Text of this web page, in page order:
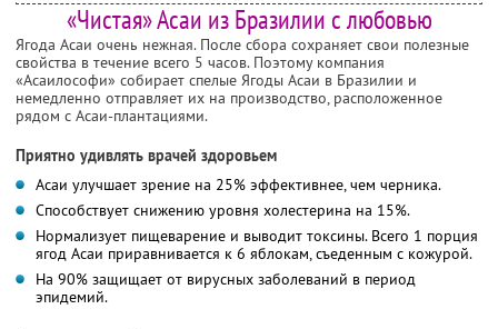
«Чистая» Асаи из Бразилии с любовью
Ягода Асаи очень нежная. После сбора сохраняет свои полезные
свойства в течение всего 5 часов. Поэтому компания
«Асаилософи» собирает спелые Ягоды Асаи в Бразилии и
немедленно отправляет их на производство, расположенное
рядом с Асаи-плантациями.
Приятно удивлять врачей здоровьем
Асаи улучшает зрение на 25% эффективнее, чем черника.
Способствует снижению уровня холестерина на 15%.
Нормализует пищеварение и выводит токсины. Всего 1 порция
ягод Асаи приравнивается к 6 яблокам, съеденным с кожурой.
На 90% защищает от вирусных заболеваний в период
эпидемий.